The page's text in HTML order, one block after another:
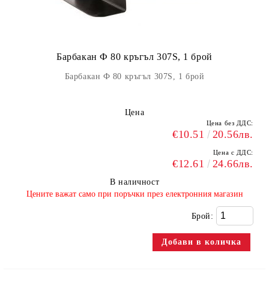
Барбакан Ф 80 кръгъл 307S, 1 брой
Барбакан Ф 80 кръгъл 307S, 1 брой
Цена
Цена без ДДС:
€10.51 20.56лв.
Цена с ДДС:
€12.61 24.66лв.
В наличност
​Цените важат само при поръчки през електронния магазин
Брой: